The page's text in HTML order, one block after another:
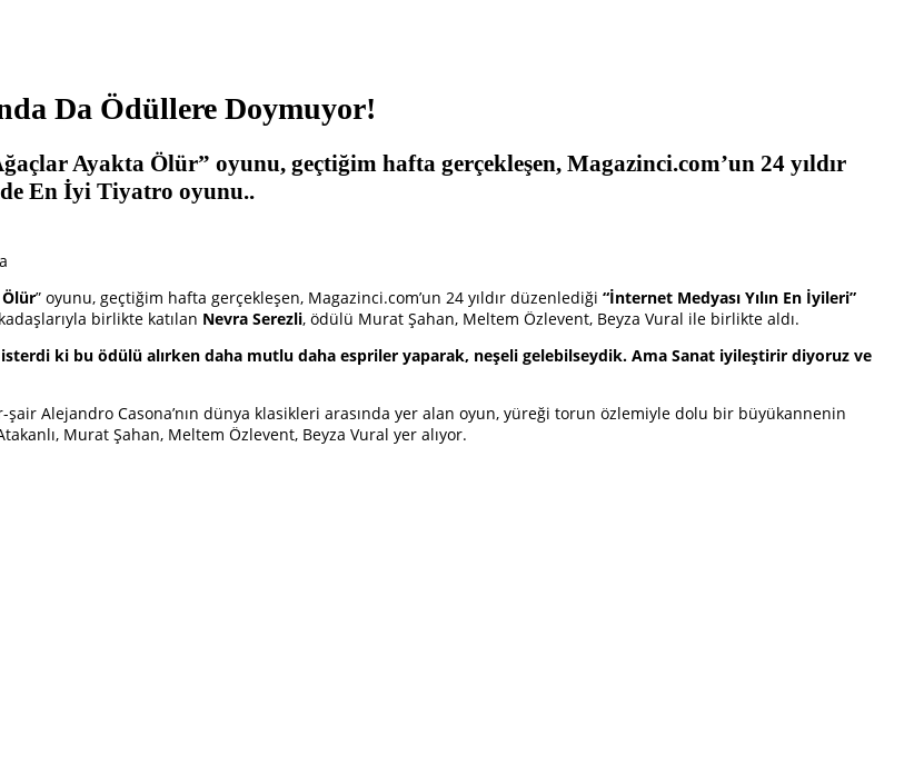
Da Ödüllere Doymuyor!
Ayakta Ölür” oyunu, geçtiğim hafta gerçekleşen, Magazinci.com’un 24 yıldır
En İyi Tiyatro oyunu..
” oyunu, geçtiğim hafta gerçekleşen, Magazinci.com’un 24 yıldır düzenlediği “İnternet Medyası Yılın En İyileri”
birlikte katılan Nevra Serezli, ödülü Murat Şahan, Meltem Özlevent, Beyza Vural ile birlikte aldı.
ki bu ödülü alırken daha mutlu daha espriler yaparak, neşeli gelebilseydik. Ama Sanat iyileştirir diyoruz ve
Alejandro Casona’nın dünya klasikleri arasında yer alan oyun, yüreği torun özlemiyle dolu bir büyükannenin
Murat Şahan, Meltem Özlevent, Beyza Vural yer alıyor.